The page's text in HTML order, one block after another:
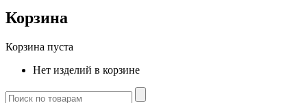
Корзина
Корзина пуста
Нет изделий в корзине